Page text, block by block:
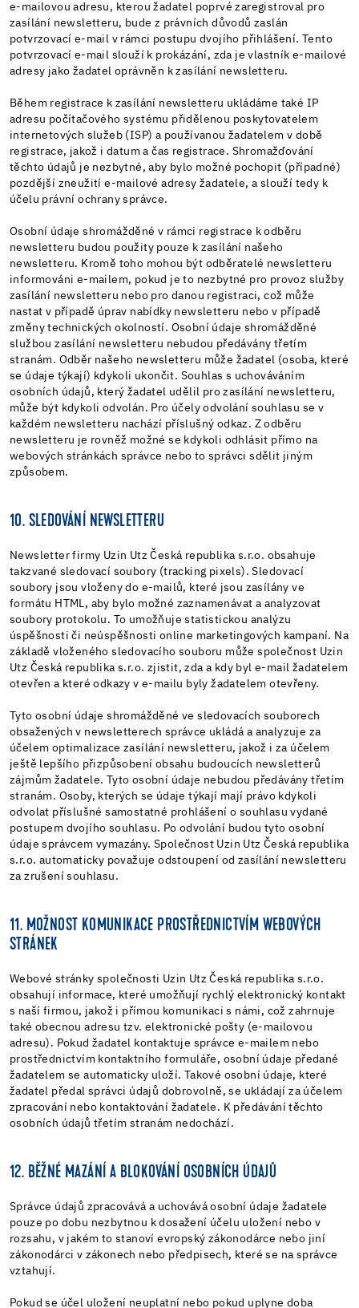
e-mailovou adresu, kterou žadatel poprvé zaregistroval pro
zasílání newsletteru, bude z právních důvodů zaslán
potvrzovací e-mail v rámci postupu dvojího přihlášení. Tento
potvrzovací e-mail slouží k prokázání, zda je vlastník e-mailové
adresy jako žadatel oprávněn k zasílání newsletteru.
Během registrace k zasílání newsletteru ukládáme také IP
adresu počítačového systému přidělenou poskytovatelem
internetových služeb (ISP) a používanou žadatelem v době
registrace, jakož i datum a čas registrace. Shromažďování
těchto údajů je nezbytné, aby bylo možné pochopit (případné)
pozdější zneužití e-mailové adresy žadatele, a slouží tedy k
účelu právní ochrany správce.
Osobní údaje shromážděné v rámci registrace k odběru
newsletteru budou použity pouze k zasílání našeho
newsletteru. Kromě toho mohou být odběratelé newsletteru
informováni e-mailem, pokud je to nezbytné pro provoz služby
zasílání newsletteru nebo pro danou registraci, což může
nastat v případě úprav nabídky newsletteru nebo v případě
změny technických okolností. Osobní údaje shromážděné
službou zasílání newsletteru nebudou předávány třetím
stranám. Odběr našeho newsletteru může žadatel (osoba, které
se údaje týkají) kdykoli ukončit. Souhlas s uchováváním
osobních údajů, který žadatel udělil pro zasílání newsletteru,
může být kdykoli odvolán. Pro účely odvolání souhlasu se v
každém newsletteru nachází příslušný odkaz. Z odběru
newsletteru je rovněž možné se kdykoli odhlásit přímo na
webových stránkách správce nebo to správci sdělit jiným
způsobem.
10. SLEDOVÁNÍ NEWSLETTERU
Newsletter firmy Uzin Utz Česká republika s.r.o. obsahuje
takzvané sledovací soubory (tracking pixels). Sledovací
soubory jsou vloženy do e-mailů, které jsou zasílány ve
formátu HTML, aby bylo možné zaznamenávat a analyzovat
soubory protokolu. To umožňuje statistickou analýzu
úspěšnosti či neúspěšnosti online marketingových kampaní. Na
základě vloženého sledovacího souboru může společnost Uzin
Utz Česká republika s.r.o. zjistit, zda a kdy byl e-mail žadatelem
otevřen a které odkazy v e-mailu byly žadatelem otevřeny.
Tyto osobní údaje shromážděné ve sledovacích souborech
obsažených v newsletterech správce ukládá a analyzuje za
účelem optimalizace zasílání newsletteru, jakož i za účelem
ještě lepšího přizpůsobení obsahu budoucích newsletterů
zájmům žadatele. Tyto osobní údaje nebudou předávány třetím
stranám. Osoby, kterých se údaje týkají mají právo kdykoli
odvolat příslušné samostatné prohlášení o souhlasu vydané
postupem dvojího souhlasu. Po odvolání budou tyto osobní
údaje správcem vymazány. Společnost Uzin Utz Česká republika
s.r.o. automaticky považuje odstoupení od zasílání newsletteru
za zrušení souhlasu.
11. MOŽNOST KOMUNIKACE PROSTŘEDNICTVÍM WEBOVÝCH
STRÁNEK
Webové stránky společnosti Uzin Utz Česká republika s.r.o.
obsahují informace, které umožňují rychlý elektronický kontakt
s naší firmou, jakož i přímou komunikaci s námi, což zahrnuje
také obecnou adresu tzv. elektronické pošty (e-mailovou
adresu). Pokud žadatel kontaktuje správce e-mailem nebo
prostřednictvím kontaktního formuláře, osobní údaje předané
žadatelem se automaticky uloží. Takové osobní údaje, které
žadatel předal správci údajů dobrovolně, se ukládají za účelem
zpracování nebo kontaktování žadatele. K předávání těchto
osobních údajů třetím stranám nedochází.
12. BĚŽNÉ MAZÁNÍ A BLOKOVÁNÍ OSOBNÍCH ÚDAJŮ
Správce údajů zpracovává a uchovává osobní údaje žadatele
pouze po dobu nezbytnou k dosažení účelu uložení nebo v
rozsahu, v jakém to stanoví evropský zákonodárce nebo jiní
zákonodárci v zákonech nebo předpisech, které se na správce
vztahují.
Pokud se účel uložení neuplatní nebo pokud uplyne doba